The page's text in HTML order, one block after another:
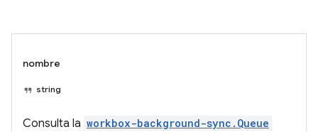
nombre
string
Consulta la workbox-background-sync.Queue